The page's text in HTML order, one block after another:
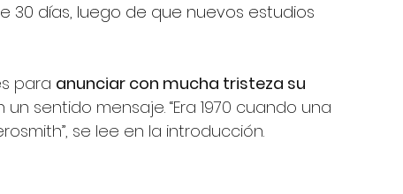
30 días, luego de que nuevos estudios
para anunciar con mucha tristeza su
un sentido mensaje. “Era 1970 cuando una
se lee en la introducción.